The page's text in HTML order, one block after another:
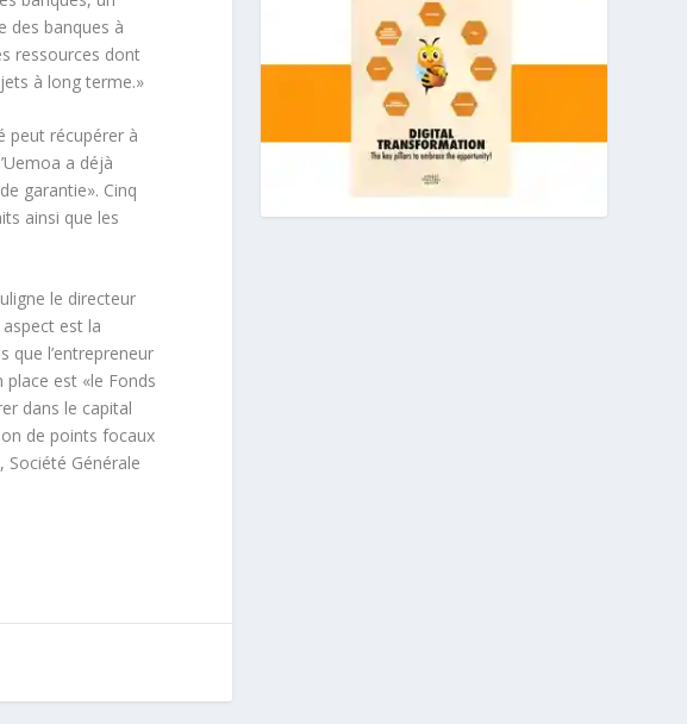
des banques à
ressources dont
à long terme.»
peut récupérer à
a déjà
garantie». Cinq
ainsi que les
le directeur
est la
que l’entrepreneur
est «le Fonds
dans le capital
de points focaux
Société Générale